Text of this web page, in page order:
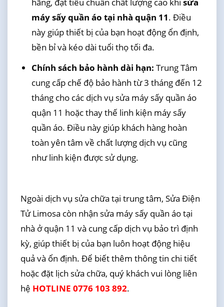
hãng, đạt tiêu chuẩn chất lượng cao khi sửa
máy sấy quần áo tại nhà quận 11. Điều
này giúp thiết bị của bạn hoạt động ổn định,
bền bỉ và kéo dài tuổi thọ tối đa.
Chính sách bảo hành dài hạn: Trung Tâm
cung cấp chế độ bảo hành từ 3 tháng đến 12
tháng cho các dịch vụ sửa máy sấy quần áo
quận 11 hoặc thay thế linh kiện máy sấy
quần áo. Điều này giúp khách hàng hoàn
toàn yên tâm về chất lượng dịch vụ cũng
như linh kiện được sử dụng.
Ngoài dịch vụ sửa chữa tại trung tâm, Sửa Điện
Tử Limosa còn nhận sửa máy sấy quần áo tại
nhà ở quận 11 và cung cấp dịch vụ bảo trì định
kỳ, giúp thiết bị của bạn luôn hoạt động hiệu
quả và ổn định. Để biết thêm thông tin chi tiết
hoặc đặt lịch sửa chữa, quý khách vui lòng liên
hệ HOTLINE 0776 103 892.